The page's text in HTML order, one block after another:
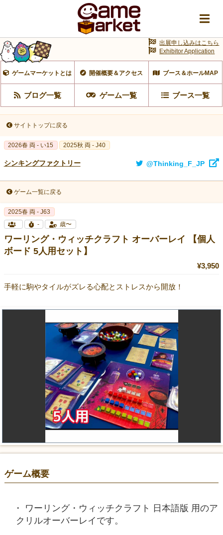
ゲームマーケットとは 開催概要＆アクセス ブース＆ホールMAP
ブログ一覧 ゲーム一覧 ブース一覧
出展申し込みはこちら
Exhibitor Application
サイトトップに戻る
2026春 両 - い15 2025秋 両 - J40
シンキングファクトリー @Thinking_F_JP
ゲーム一覧に戻る
2025春 両 - J63
-
歳〜
ワーリング・ウィッチクラフト オーバーレイ 【個人
ボード 5人用セット】
¥3,950
手軽に駒やタイルがズレる心配とストレスから開放！
ゲーム概要
ワーリング・ウィッチクラフト 日本語版 用のア
クリルオーバーレイです。